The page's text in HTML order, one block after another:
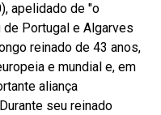
apelidado de "o
de Portugal e Algarves
reinado de 43 anos,
e mundial e, em
aliança
seu reinado